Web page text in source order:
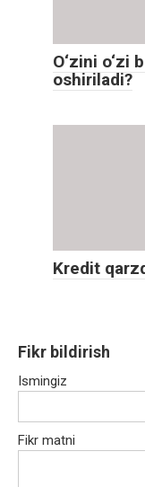
O‘zini o‘zi
oshiriladi?
Kredit
Fikr bildirish
Ismingiz
Fikr matni